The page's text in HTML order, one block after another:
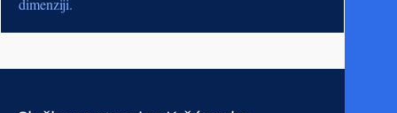
dimenziji.